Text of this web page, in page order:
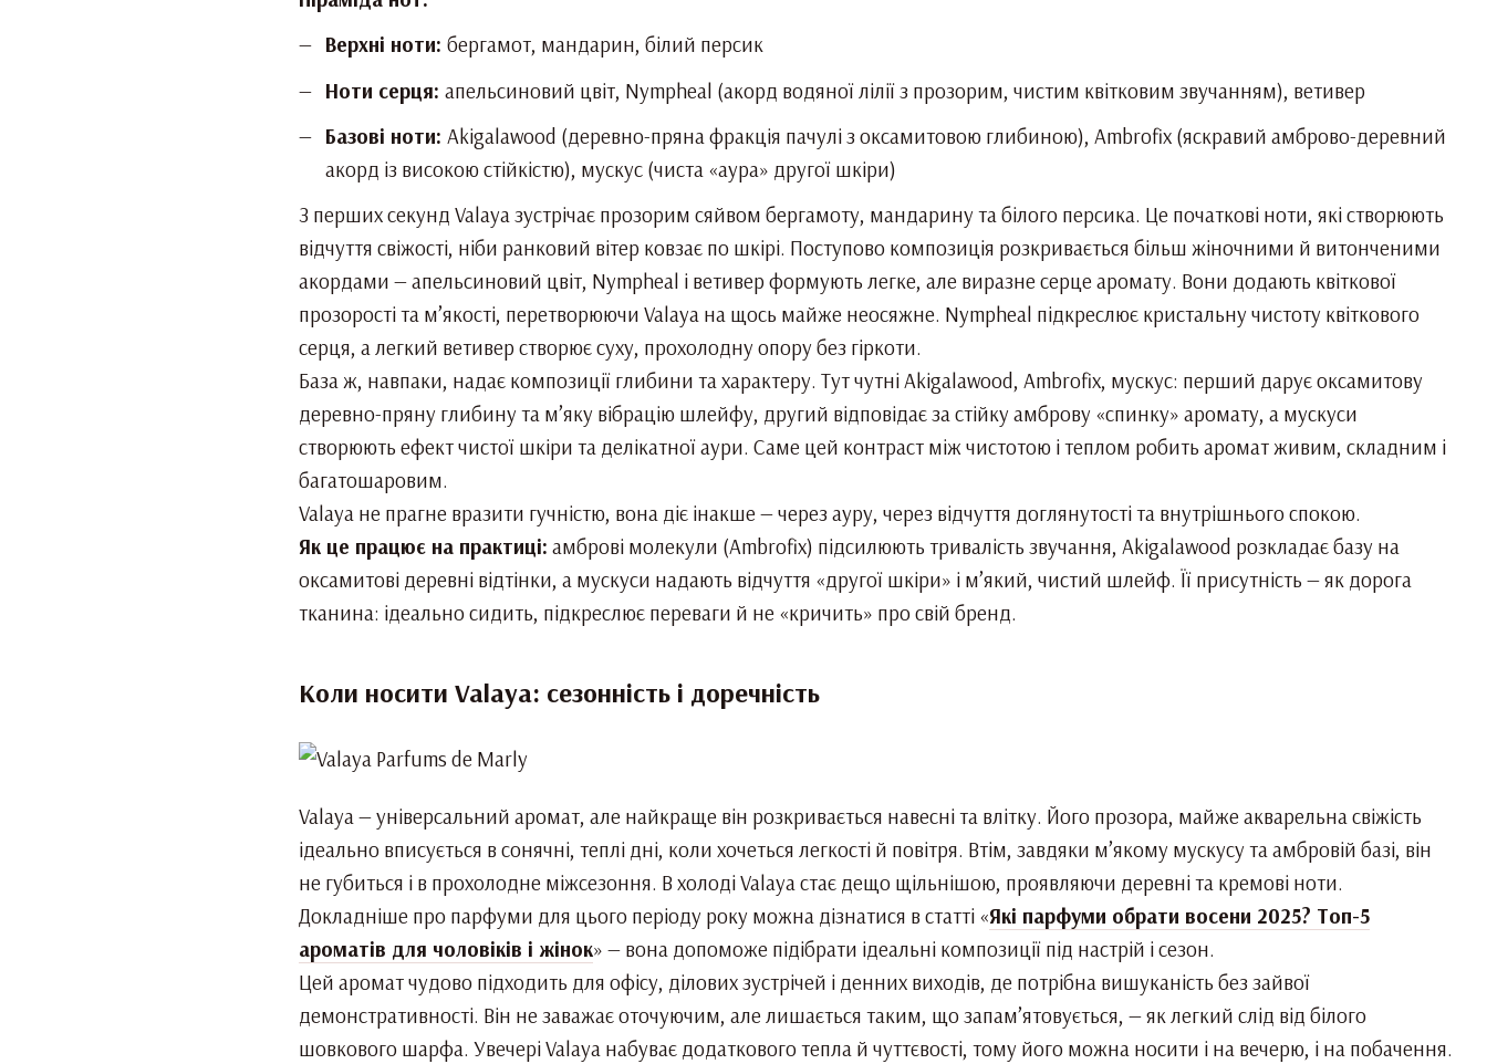
Верхні ноти: бергамот, мандарин, білий персик
Ноти серця: апельсиновий цвіт, Nympheal (акорд водяної лілії з прозорим, чистим квітковим звучанням), ветивер
Базові ноти: Akigalawood (деревно-пряна фракція пачулі з оксамитовою глибиною), Ambrofix (яскравий амброво-деревний
акорд із високою стійкістю), мускус (чиста «аура» другої шкіри)
З перших секунд Valaya зустрічає прозорим сяйвом бергамоту, мандарину та білого персика. Це початкові ноти, які створюють
відчуття свіжості, ніби ранковий вітер ковзає по шкірі. Поступово композиція розкривається більш жіночними й витонченими
акордами — апельсиновий цвіт, Nympheal і ветивер формують легке, але виразне серце аромату. Вони додають квіткової
прозорості та м’якості, перетворюючи Valaya на щось майже неосяжне. Nympheal підкреслює кристальну чистоту квіткового
серця, а легкий ветивер створює суху, прохолодну опору без гіркоти.
База ж, навпаки, надає композиції глибини та характеру. Тут чутні Akigalawood, Ambrofix, мускус: перший дарує оксамитову
деревно-пряну глибину та м’яку вібрацію шлейфу, другий відповідає за стійку амброву «спинку» аромату, а мускуси
створюють ефект чистої шкіри та делікатної аури. Саме цей контраст між чистотою і теплом робить аромат живим, складним і
багатошаровим.
Valaya не прагне вразити гучністю, вона діє інакше — через ауру, через відчуття доглянутості та внутрішнього спокою.
Як це працює на практиці: амброві молекули (Ambrofix) підсилюють тривалість звучання, Akigalawood розкладає базу на
оксамитові деревні відтінки, а мускуси надають відчуття «другої шкіри» і м’який, чистий шлейф. Її присутність — як дорога
тканина: ідеально сидить, підкреслює переваги й не «кричить» про свій бренд.
Коли носити Valaya: сезонність і доречність
Valaya — універсальний аромат, але найкраще він розкривається навесні та влітку. Його прозора, майже акварельна свіжість
ідеально вписується в сонячні, теплі дні, коли хочеться легкості й повітря. Втім, завдяки м’якому мускусу та амбровій базі, він
не губиться і в прохолодне міжсезоння. В холоді Valaya стає дещо щільнішою, проявляючи деревні та кремові ноти.
Докладніше про парфуми для цього періоду року можна дізнатися в статті «Які парфуми обрати восени 2025? Топ-5
ароматів для чоловіків і жінок» — вона допоможе підібрати ідеальні композиції під настрій і сезон.
Цей аромат чудово підходить для офісу, ділових зустрічей і денних виходів, де потрібна вишуканість без зайвої
демонстративності. Він не заважає оточуючим, але лишається таким, що запам’ятовується, — як легкий слід від білого
шовкового шарфа. Увечері Valaya набуває додаткового тепла й чуттєвості, тому його можна носити і на вечерю, і на побачення.